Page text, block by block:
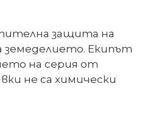
защита на
земеделието. Екипът
на серия от
не са химически